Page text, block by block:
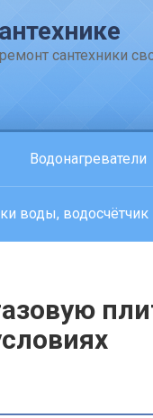
сантехники
Водонагреватели
воды, водосчётчик